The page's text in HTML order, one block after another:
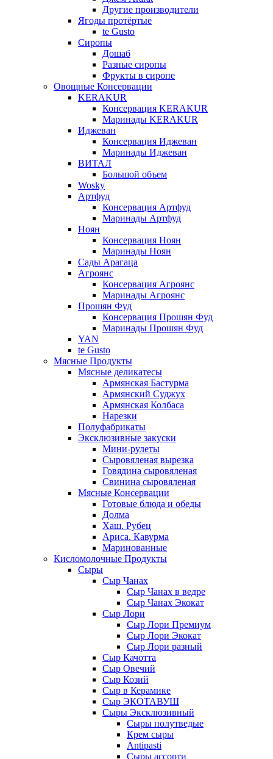
Другие производители
Ягоды протёртые
te Gusto
Сиропы
Дошаб
Разные сиропы
Фрукты в сиропе
Овощные Консервации
KERAKUR
Консервация KERAKUR
Маринады KERAKUR
Иджеван
Консервация Иджеван
Маринады Иджеван
ВИТАЛ
Большой объем
Wosky
Артфуд
Консервация Артфуд
Маринады Артфуд
Ноян
Консервация Ноян
Маринады Ноян
Сады Арагаца
Агроянс
Консервация Агроянс
Маринады Агроянс
Прошян Фуд
Консервация Прошян Фуд
Маринады Прошян Фуд
YAN
te Gusto
Мясные Продукты
Мясные деликатесы
Армянская Бастурма
Армянский Суджух
Армянская Колбаса
Нарезки
Полуфабрикаты
Эксклюзивные закуски
Мини-рулеты
Сыровяленая вырезка
Говядина сыровяленая
Свинина сыровяленая
Мясные Консервации
Готовые блюда и обеды
Долма
Хаш. Рубец
Ариса. Кавурма
Маринованные
Кисломолочные Продукты
Сыры
Сыр Чанах
Сыр Чанах в ведре
Сыр Чанах Экокат
Сыр Лори
Сыр Лори Премиум
Сыр Лори Экокат
Сыр Лори разный
Сыр Качотта
Сыр Овечий
Сыр Козий
Сыр в Керамике
Сыр ЭКОТАВУШ
Сыры Эксклюзивный
Сыры полутведые
Крем сыры
Antipasti
Сыры ассорти